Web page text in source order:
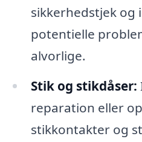
sikkerhedstjek og
potentielle
alvorlige.
Stik og stikdåser:
reparation eller
stikkontakter og